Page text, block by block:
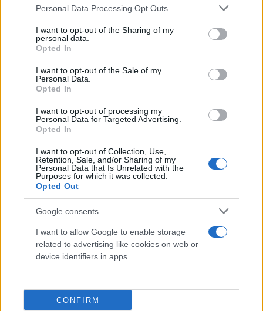
Please note that this website/app uses one or more Google
not limited to your visit or usage behaviour. You may click to
grant or deny consent to Google and its third-party tags to
use your data for below specified purposes in below Google
consent section.
Personal Data Processing Opt Outs
I want to opt-out of the Sharing of my
personal data.
Opted In
I want to opt-out of the Sale of my
Personal Data.
Opted In
I want to opt-out of processing my
Personal Data for Targeted Advertising.
Opted In
I want to opt-out of Collection, Use,
Retention, Sale, and/or Sharing of my
Personal Data that Is Unrelated with the
Purposes for which it was collected.
Opted Out
Google consents
I want to allow Google to enable storage
related to advertising like cookies on web or
device identifiers in apps.
CONFIRM
Η μητέρα των ανηλίκων εντόπισε στο κινητό του
τηλέφωνο φωτογραφίες της μικρότερης κόρης της
και ειδικότερα δύο φωτογραφίες όπου το παιδί
κοιμάται με καλοκαιρινές πιζάμες. Η μια
φωτογραφία είχε εστιάσει σε επίμαχα σημεία του
παιδιού.
Παράλληλα, βρέθηκαν και αποθηκευμένες
φωτογραφίες από το instagram όπου δύο
και φωτογραφίες από νέες γυναίκες.